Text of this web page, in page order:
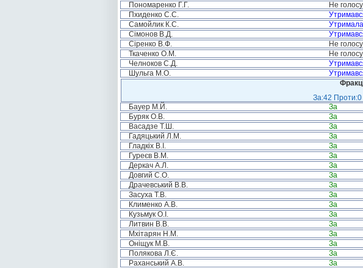
Пономаренко Г.Г.
Не
Пхиденко С.С.
Самойлик К.С.
Сімонов В.Д.
Сіренко В.Ф.
Не
Ткаченко О.М.
Не
Челноков С.Д.
Шульга М.О.
За:42 Проти:0
Бауер М.Й.
За
Буряк О.В.
За
Васадзе Т.Ш.
За
Гадяцький Л.М.
За
Гладкіх В.І.
За
Гуреєв В.М.
За
Деркач А.Л.
За
Довгий С.О.
За
Драчевський В.В.
За
Засуха Т.В.
За
Клименко А.В.
За
Кузьмук О.І.
За
Литвин В.В.
За
Мхітарян Н.М.
За
Оніщук М.В.
За
Полякова Л.Є.
За
Раханський А.В.
За